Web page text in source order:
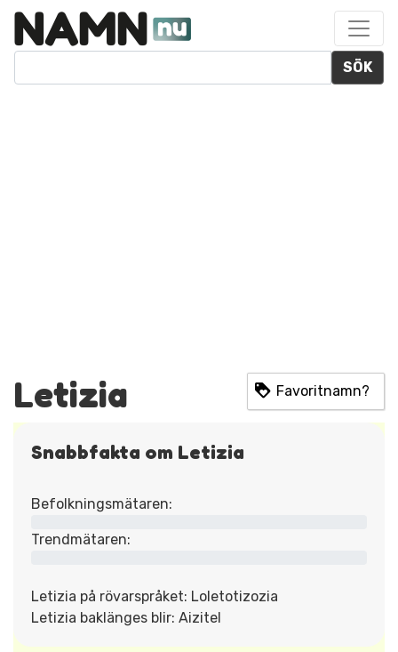
SÖK
Letizia Favoritnamn?
Snabbfakta om Letizia
Befolkningsmätaren:
Trendmätaren:
Letizia på rövarspråket: Loletotizozia
Letizia baklänges blir: Aizitel